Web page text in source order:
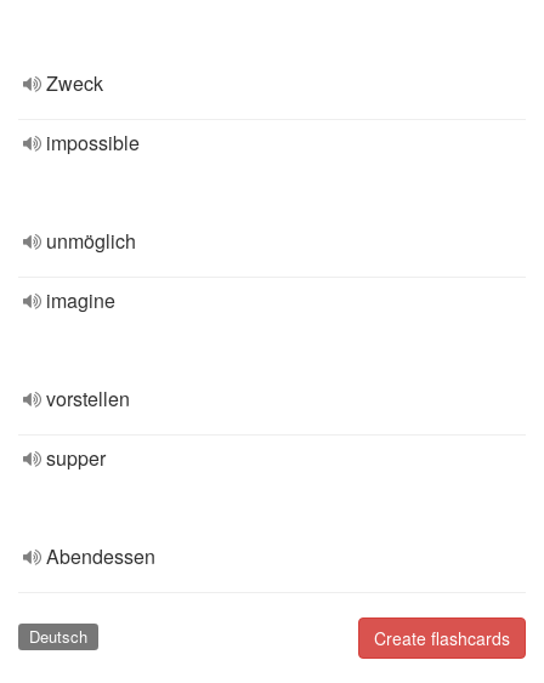
Zweck
impossible
unmöglich
imagine
vorstellen
supper
Abendessen
Create flashcards
Deutsch